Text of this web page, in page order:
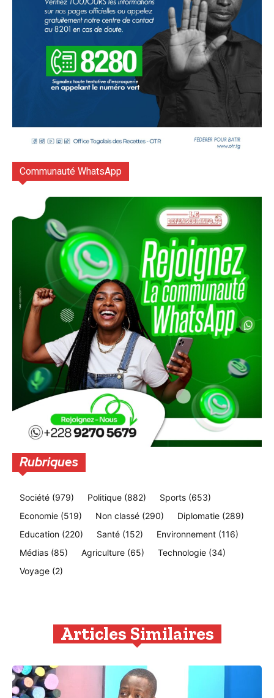
Communauté WhatsApp
Rubriques
Société (979) Politique (882) Sports (653)
Economie (519) Non classé (290) Diplomatie (289)
Education (220) Santé (152) Environnement (116)
Médias (85) Agriculture (65) Technologie (34)
Voyage (2)
Articles Similaires